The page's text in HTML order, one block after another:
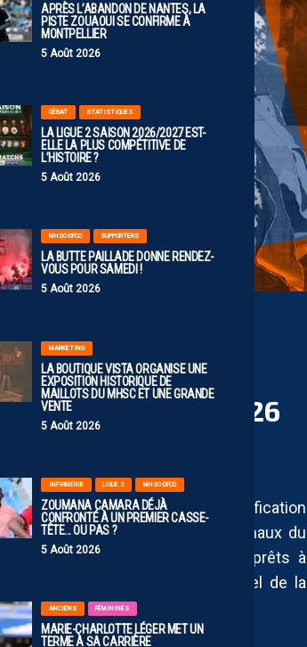
APRÈS L’ABANDON DE NANTES, LA
PISTE ZOUAOUI SE CONFIRME À
MONTPELLIER
5 Août 2026
DÉBAT STATISTIQUES
LA LIGUE 2 SAISON 2026/2027 EST-
ELLE LA PLUS COMPÉTITIVE DE
L’HISTOIRE ?
5 Août 2026
MHSC-DFCO SUPPORTERS
LA BUTTE PAILLADE DONNE RENDEZ-
VOUS POUR SAMEDI !
5 Août 2026
MARKETING
LA BOUTIQUE VISTA ORGANISE UNE
EXPOSITION HISTORIQUE DE
MAILLOTS DU MHSC ET UNE GRANDE
VENTE
5 Août 2026
INFIRMERIE LIGUE 2 MHSC-DFCO
ZOUMANA CAMARA DÉJÀ
CONFRONTÉ À UN PREMIER CASSE-
TÊTE… OU PAS ?
5 Août 2026
ANCIENS FÉMININES
MARIE-CHARLOTTE LÉGER MET UN
TERME À SA CARRIÈRE
LEUR
SAISON 2025/2026
marquée par une qualification
dernière journée, les U19 Nationaux du
par Michel Rodriguez, sont prêts à
de dévoiler le calendrier officiel de la